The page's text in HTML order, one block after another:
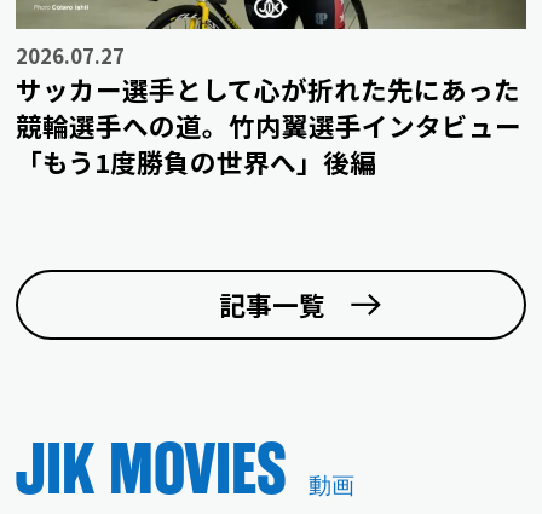
2026.07.27
サッカー選手として心が折れた先にあった
競輪選手への道。竹内翼選手インタビュー
「もう1度勝負の世界へ」後編
記事一覧
JIK MOVIES 動画